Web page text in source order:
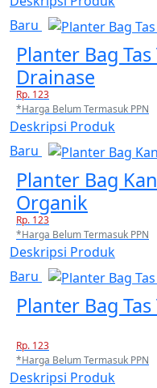
Baru
Planter Bag
Drainase
Rp. 123
*Harga Belum Termasuk PPN
Deskripsi Produk
Baru
Planter Bag
Organik
Rp. 123
*Harga Belum Termasuk PPN
Deskripsi Produk
Baru
Planter Bag
Rp. 123
*Harga Belum Termasuk PPN
Deskripsi Produk